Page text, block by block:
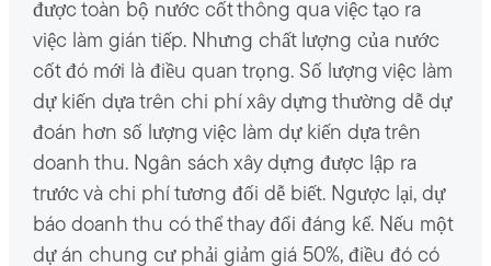
được toàn bộ nước cốt thông qua việc tạo ra
việc làm gián tiếp. Nhưng chất lượng của nước
cốt đó mới là điều quan trọng. Số lượng việc làm
dự kiến ​​dựa trên chi phí xây dựng thường dễ dự
đoán hơn số lượng việc làm dự kiến ​​dựa trên
doanh thu. Ngân sách xây dựng được lập ra
trước và chi phí tương đối dễ biết. Ngược lại, dự
báo doanh thu có thể thay đổi đáng kể. Nếu một
dự án chung cư phải giảm giá 50%, điều đó có